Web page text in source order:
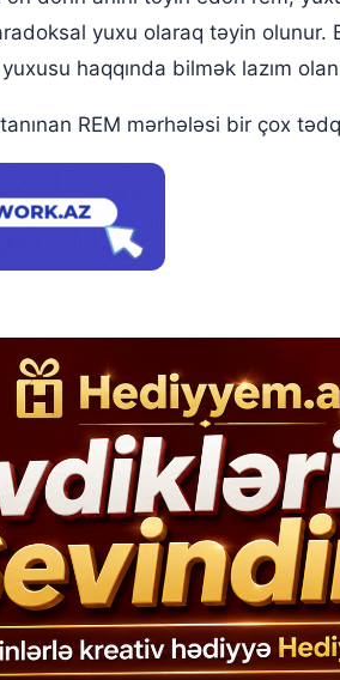
yuxu olaraq təyin olunur.
haqqında bilmək lazım
REM mərhələsi bir çox